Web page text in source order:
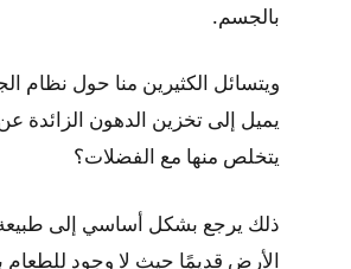
بالجسم.
ويتسائل الكثيرين منا حول نظام
يميل إلى تخزين الدهون الزائدة
يتخلص منها مع الفضلات؟
ذلك يرجع بشكل أساسي إلى
الأرض قديمًا حيث لا وجود للطعام